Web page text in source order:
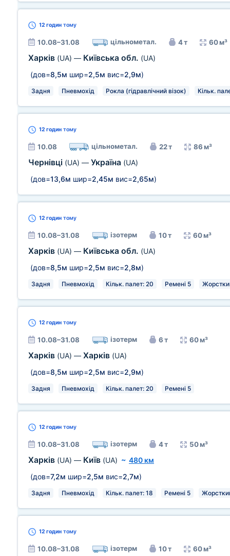
12 годин тому
10.08–31.08 цільнометал. 4 т 60 м³
Харків (UA) — Київська обл. (UA)
(дов=8,5м шир=2,5м вис=2,9м)
Задня Пневмохід Рокла (гідравлічний візок) Кільк.
12 годин тому
10.08 цільнометал. 22 т 86 м³
Чернівці (UA) — Україна (UA)
(дов=13,6м шир=2,45м вис=2,65м)
12 годин тому
10.08–31.08 ізотерм 10 т 60 м³
Харків (UA) — Київська обл. (UA)
(дов=8,5м шир=2,5м вис=2,8м)
Задня Пневмохід Кільк. палет: 20 Ремені 5
12 годин тому
10.08–31.08 ізотерм 6 т 60 м³
Харків (UA) — Харків (UA)
(дов=8,5м шир=2,5м вис=2,9м)
Задня Пневмохід Кільк. палет: 20 Ремені 5
12 годин тому
10.08–31.08 ізотерм 4 т 50 м³
Харків (UA) — Київ (UA) ~ 480 км
(дов=7,2м шир=2,5м вис=2,7м)
Задня Пневмохід Кільк. палет: 18 Ремені 5
12 годин тому
10.08–31.08 ізотерм 10 т 60 м³